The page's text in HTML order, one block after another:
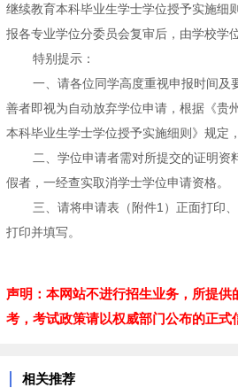
继续教育本科毕业生学士学位授予实施细
报各专业学位分委员会复审后，由学校学
特别提示：
一、请各位同学高度重视申报时间及
善者即视为自动放弃学位申请，根据《贵
本科毕业生学士学位授予实施细则》规定
二、学位申请者需对所提交的证明资
假者，一经查实取消学士学位申请资格。
三、请将申请表（附件1）正面打印
打印并填写。
声明：本网站不进行招生业务，所提供
考，考试政策请以权威部门公布的正式
相关推荐